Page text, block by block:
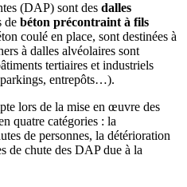
(DAP) sont des dalles
de béton précontraint à fils
coulé en place, sont destinées à
à dalles alvéolaires sont
tertiaires et industriels
entrepôts…).
lors de la mise en œuvre des
quatre catégories : la
de personnes, la détérioration
de chute des DAP due à la